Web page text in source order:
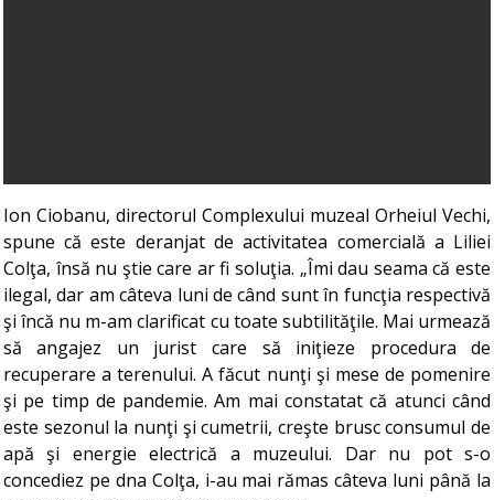
Ion Ciobanu, directorul Complexului muzeal Orheiul Vechi,
spune că este deranjat de activitatea comercială a Liliei
Colţa, însă nu ştie care ar fi soluţia. „Îmi dau seama că este
ilegal, dar am câteva luni de când sunt în funcţia respectivă
şi încă nu m-am clarificat cu toate subtilităţile. Mai urmează
să angajez un jurist care să iniţieze procedura de
recuperare a terenului. A făcut nunţi şi mese de pomenire
şi pe timp de pandemie. Am mai constatat că atunci când
este sezonul la nunţi şi cumetrii, creşte brusc consumul de
apă şi energie electrică a muzeului. Dar nu pot s-o
concediez pe dna Colţa, i-au mai rămas câteva luni până la